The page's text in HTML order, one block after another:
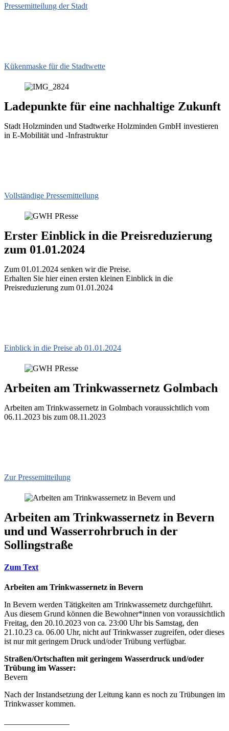
Pressemitteilung der Stadt
Kükenmaske für die Stadtwette
Ladepunkte für eine nachhaltige Zukunft
Stadt Holzminden und Stadtwerke Holzminden GmbH investieren
in E-Mobilität und -Infrastruktur
Vollständige Pressemitteilung
Erster Einblick in die Preisreduzierung
zum 01.01.2024
Zum 01.01.2024 senken wir die Preise.
Erhalten Sie hier einen ersten kleinen Einblick in die
Preisreduzierung zum 01.01.2024
Einblick in die Preise ab 01.01.2024
Arbeiten am Trinkwassernetz Golmbach
Arbeiten am Trinkwassernetz in Golmbach voraussichtlich vom
06.11.2023 bis zum 08.11.2023
Zur Pressemitteilung
Arbeiten am Trinkwassernetz in Bevern
und und Wasserrohrbruch in der
Sollingstraße
Zum Text
Arbeiten am Trinkwassernetz in Bevern
In Bevern werden Tätigkeiten am Trinkwassernetz durchgeführt.
Aus diesem Grund können die Bewohner*innen von voraussichtlich
Freitag, den 20.10.2023 von ca. 23:00 Uhr bis Samstag, den
21.10.23 ca. 06.00 Uhr, nicht auf Trinkwasser zugreifen, oder dieses
ist nur mit geringem Druck und/oder Trübung verfügbar.
Straßen/Ortschaften mit geringem Wasserdruck und/oder
Trübung im Wasser:
Bevern
Nach der Instandsetzung der Leitung kann es noch zu Trübungen im
Trinkwasser kommen.